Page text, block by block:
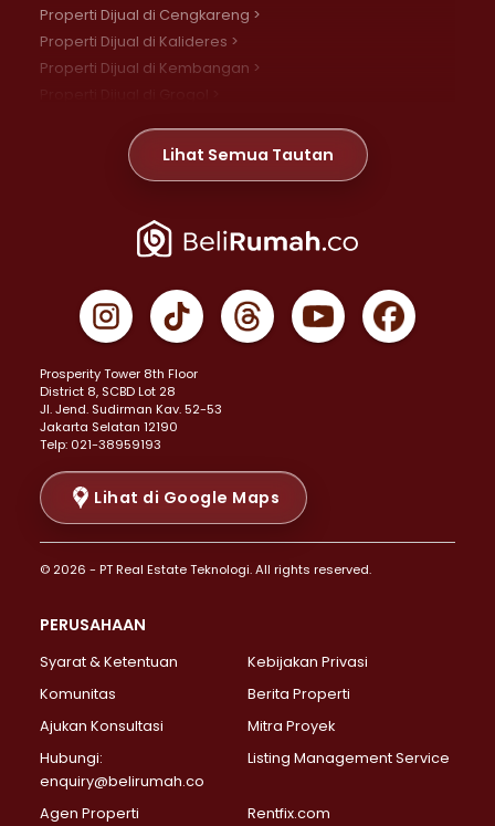
Properti Dijual di Cengkareng >
Properti Dijual di Kalideres >
Properti Dijual di Kembangan >
Properti Dijual di Meruya >
Properti Dijual di Jelambar >
Properti Dijual di Jakarta Pusat >
Properti Dijual di Gambir >
Properti Dijual di Johar Baru >
Properti Dijual di Menteng >
Properti Dijual di Senen >
Properti Dijual di Tanah Abang >
Properti Dijual di Cikini >
Properti Dijual di Kramat >
Properti Dijual di Pasar Baru >
Properti Dijual di Bendungan Hilir >
Properti Dijual di Jakarta Selatan >
Properti Dijual di Lebak Bulus >
Properti Dijual di Gandaria Selatan >
Properti Dijual di Pondok Labu >
Properti Dijual di Lenteng Agung >
Properti Dijual di Senayan >
Properti Dijual di Pondok Pinang >
Lihat Semua Tautan
Prosperity Tower 8th Floor
District 8, SCBD Lot 28
JI. Jend. Sudirman Kav. 52-53
Jakarta Selatan 12190
Telp: 021-38959193
Lihat di Google Maps
© 2026 - PT Real Estate Teknologi. All rights reserved.
PERUSAHAAN
Syarat & Ketentuan
Kebijakan Privasi
Komunitas
Berita Properti
Ajukan Konsultasi
Mitra Proyek
Hubungi:
enquiry@belirumah.co
Listing Management Service
Agen Properti Rentfix.com